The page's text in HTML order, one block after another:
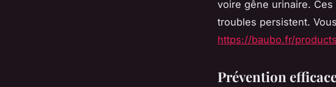
voire gêne urinaire.
troubles persistent.
https://baubo.fr/
Prévention